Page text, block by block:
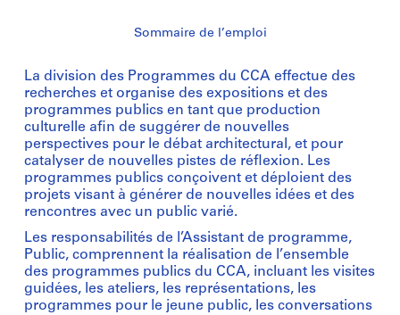
Sommaire de l’emploi
La division des Programmes du CCA effectue des
recherches et organise des expositions et des
programmes publics en tant que production
culturelle afin de suggérer de nouvelles
perspectives pour le débat architectural, et pour
catalyser de nouvelles pistes de réflexion. Les
programmes publics conçoivent et déploient des
projets visant à générer de nouvelles idées et des
rencontres avec un public varié.
Les responsabilités de l’Assistant de programme,
Public, comprennent la réalisation de l’ensemble
des programmes publics du CCA, incluant les visites
guidées, les ateliers, les représentations, les
programmes pour le jeune public, les conversations